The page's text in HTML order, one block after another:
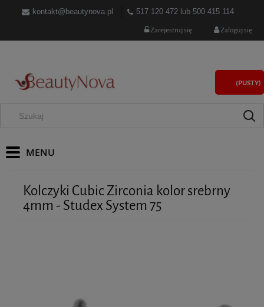
kontakt@beautynova.pl 517 120 472 lub 500 415 114
Zarejestruj się Zaloguj się
(PUSTY)
Kolczyki Cubic Zirconia kolor srebrny
4mm - Studex System 75